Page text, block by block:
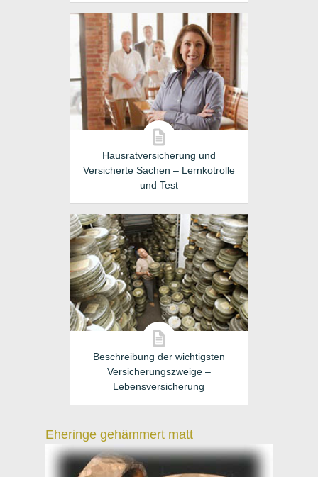
Hausratversicherung und
Versicherte Sachen – Lernkotrolle
und Test
Beschreibung der wichtigsten
Versicherungszweige –
Lebensversicherung
Eheringe gehämmert matt